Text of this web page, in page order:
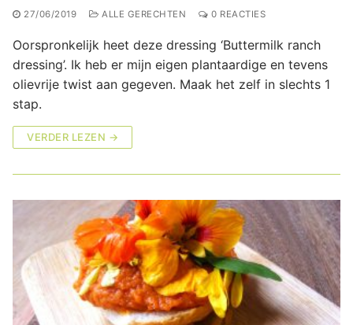
27/06/2019 ALLE GERECHTEN 0 REACTIES
Oorspronkelijk heet deze dressing ‘Buttermilk ranch
dressing’. Ik heb er mijn eigen plantaardige en tevens
olievrije twist aan gegeven. Maak het zelf in slechts 1
stap.
VERDER LEZEN →